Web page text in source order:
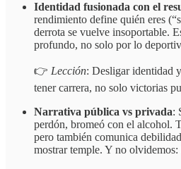
Identidad fusionada con el
rendimiento define quién eres
derrota se vuelve insoportable.
profundo, no solo por lo
👉 Lección: Desligar identidad
tener carrera, no solo victorias
Narrativa pública vs privada:
perdón, bromeó con el alcohol.
pero también comunica
mostrar temple. Y no